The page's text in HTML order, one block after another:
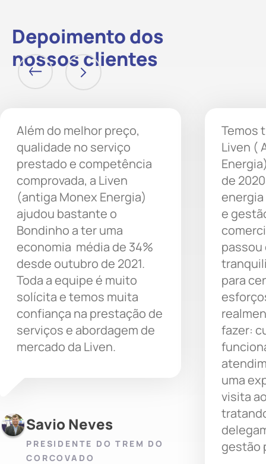
Depoimento dos
nossos clientes
Além do melhor preço,
qualidade no serviço
prestado e competência
comprovada, a Liven
(antiga Monex Energia)
ajudou bastante o
Bondinho a ter uma
economia média de 34%
desde outubro de 2021.
Toda a equipe é muito
solícita e temos muita
confiança na prestação de
serviços e abordagem de
mercado da Liven.
Savio Neves
PRESIDENTE DO TREM DO
CORCOVADO
Temos
Liven (
de
energia
e
passou
para
fazer:
uma
visita
gestão